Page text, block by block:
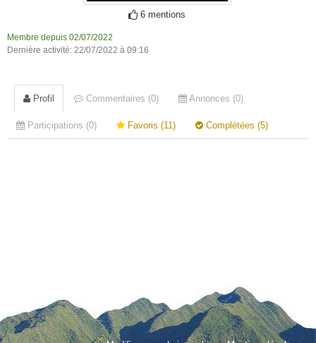
6 mentions
Membre depuis 02/07/2022
Dernière activité: 22/07/2022 à 09:16
Profil Commentaires (0) Annonces (0)
Participations (0) Favoris (11) Complétées (5)